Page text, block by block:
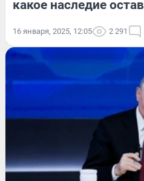
какое наследие
16 января, 2025, 12:05 2 291